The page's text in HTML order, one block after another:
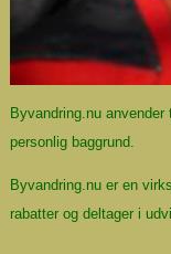
Byvandring.nu
personlig baggrund.
Byvandring.nu er en
rabatter og deltager i